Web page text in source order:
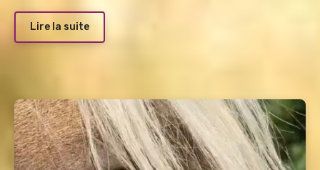
Lire la suite